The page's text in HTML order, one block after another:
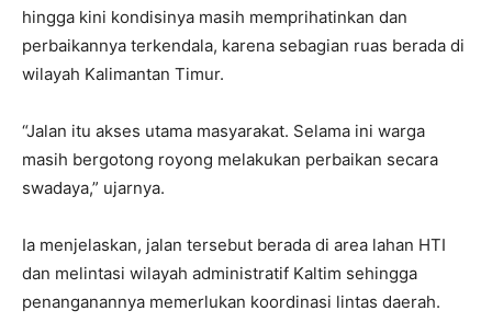
hingga kini kondisinya masih memprihatinkan dan
perbaikannya terkendala, karena sebagian ruas berada di
wilayah Kalimantan Timur.
“Jalan itu akses utama masyarakat. Selama ini warga
masih bergotong royong melakukan perbaikan secara
swadaya,” ujarnya.
Ia menjelaskan, jalan tersebut berada di area lahan HTI
dan melintasi wilayah administratif Kaltim sehingga
penanganannya memerlukan koordinasi lintas daerah.